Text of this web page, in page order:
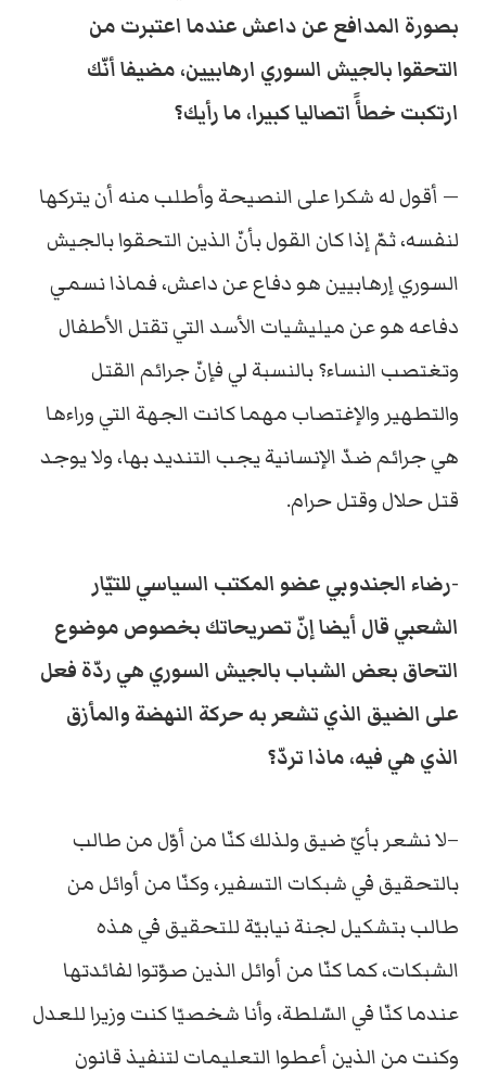
بصورة المدافع عن داعش عندما اعتبرت من
التحقوا بالجيش السوري ارهابيين، مضيفا أنّك
ارتكبت خطأً اتصاليا كبيرا، ما رأيك؟
— أقول له شكرا على النصيحة وأطلب منه أن يتركها
لنفسه، ثمّ إذا كان القول بأنّ الذين التحقوا بالجيش
السوري إرهابيين هو دفاع عن داعش، فماذا نسمي
دفاعه هو عن ميليشيات الأسد التي تقتل الأطفال
وتغتصب النساء؟ بالنسبة لي فإنّ جرائم القتل
والتطهير والإغتصاب مهما كانت الجهة التي وراءها
هي جرائم ضدّ الإنسانية يجب التنديد بها، ولا يوجد
قتل حلال وقتل حرام.
-رضاء الجندوبي عضو المكتب السياسي للتيّار
الشعبي قال أيضا إنّ تصريحاتك بخصوص موضوع
التحاق بعض الشباب بالجيش السوري هي ردّة فعل
على الضيق الذي تشعر به حركة النهضة والمأزق
الذي هي فيه، ماذا تردّ؟
–لا نشعر بأيّ ضيق ولذلك كنّا من أوّل من طالب
بالتحقيق في شبكات التسفير، وكنّا من أوائل من
طالب بتشكيل لجنة نيابيّة للتحقيق في هذه
الشبكات، كما كنّا من أوائل الذين صوّتوا لفائدتها
عندما كنّا في السّلطة، وأنا شخصيّا كنت وزيرا للعدل
وكنت من الذين أعطوا التعليمات لتنفيذ قانون